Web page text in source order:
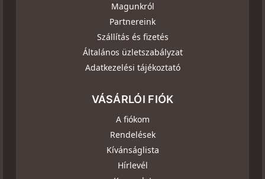
Magunkról
Partnereink
Szállítás és fizetés
Általános üzletszabályzat
Adatkezelési tájékoztató
VÁSÁRLÓI FIÓK
A fiókom
Rendelések
Kívánságlista
Hírlevél